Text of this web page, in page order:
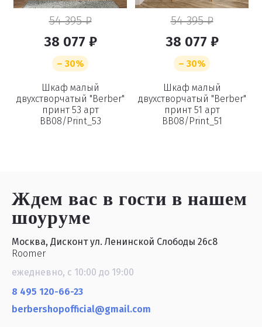
54 395 ₽
38 077 ₽
– 30%
Шкаф малый
двухстворчатый "Berber"
принт 53 арт
BB08/Print_53
54 395 ₽
38 077 ₽
– 30%
Шкаф малый
двухстворчатый "Berber"
принт 51 арт
BB08/Print_51
Ждем вас в гостив нашем
шоуруме
Москва, Дисконт ул. Ленинской Слободы 26с8
Roomer
ежедневно, с 10:00 до 19:00
8 495 120-66-23
berbershopofficial@gmail.com